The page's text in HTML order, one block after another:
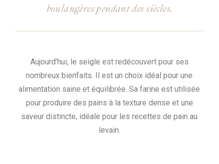
boulangères pendant des siècles.
Aujourd’hui, le seigle est redécouvert pour ses
nombreux bienfaits. Il est un choix idéal pour une
alimentation saine et équilibrée. Sa farine est utilisée
pour produire des pains à la texture dense et une
saveur distincte, idéale pour les recettes de pain au
levain.